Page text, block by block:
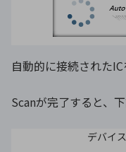
自動的に接続されたIC
Scanが完了すると、
デバイ